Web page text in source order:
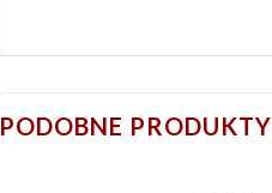
PODOBNE PRODUKTY